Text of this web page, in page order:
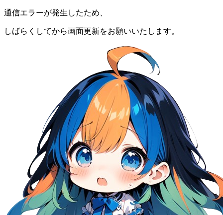
通信エラーが発生したため、
しばらくしてから画面更新をお願いいたします。